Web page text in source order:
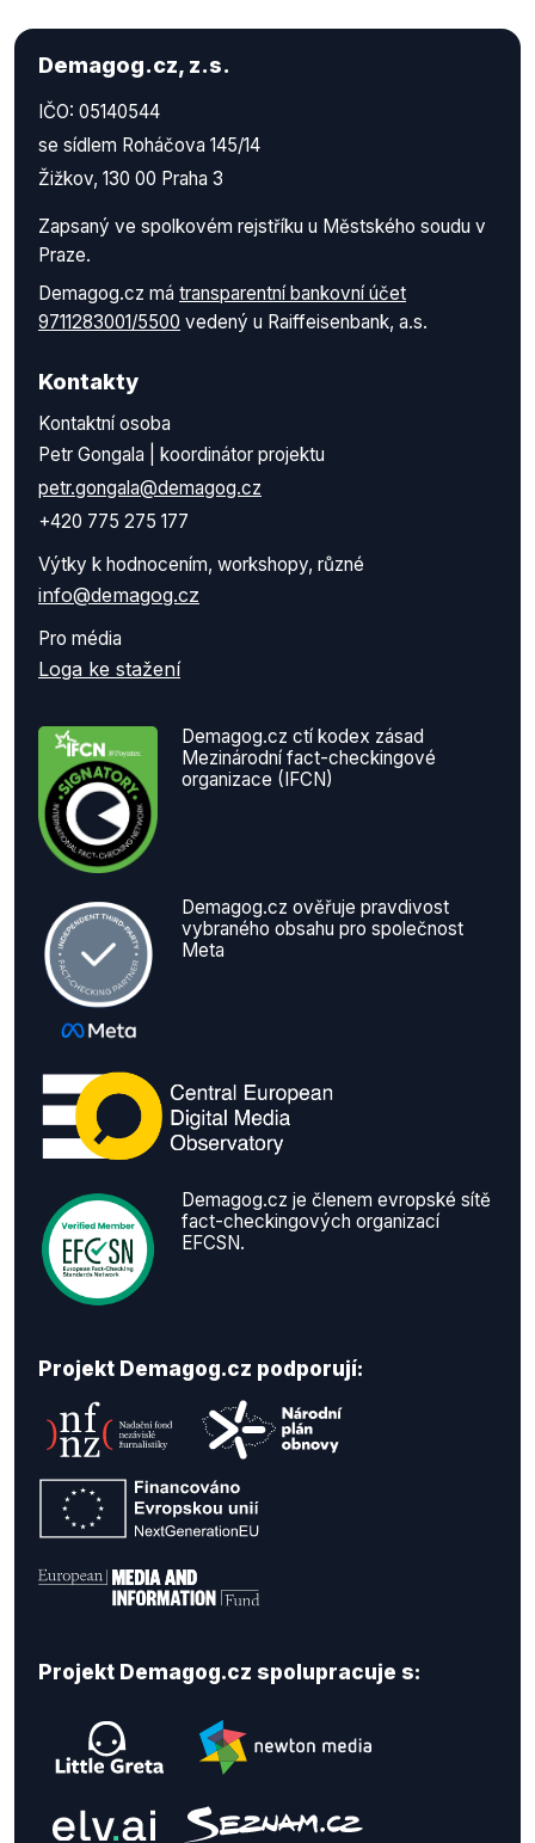
Demagog.cz, z.s.
IČO: 05140544
se sídlem Roháčova 145/14
Žižkov, 130 00 Praha 3
Zapsaný ve spolkovém rejstříku u Městského soudu v
Praze.
Demagog.cz má transparentní bankovní účet
9711283001/5500 vedený u Raiffeisenbank, a.s.
Kontakty
Kontaktní osoba
Petr Gongala | koordinátor projektu
petr.gongala@demagog.cz
+420 775 275 177
Výtky k hodnocením, workshopy, různé
info@demagog.cz
Pro média
Loga ke stažení
Demagog.cz ctí kodex zásad
Mezinárodní fact-checkingové
organizace (IFCN)
Demagog.cz ověřuje pravdivost
vybraného obsahu pro společnost
Meta
Demagog.cz je členem evropské sítě
fact-checkingových organizací
EFCSN.
Projekt Demagog.cz podporují:
Projekt Demagog.cz spolupracuje s: